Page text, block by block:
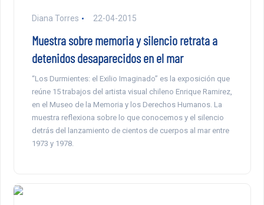
Diana Torres 22-04-2015
Muestra sobre memoria y silencio retrata a
detenidos desaparecidos en el mar
“Los Durmientes: el Exilio Imaginado” es la exposición que
reúne 15 trabajos del artista visual chileno Enrique Ramirez,
en el Museo de la Memoria y los Derechos Humanos. La
muestra reflexiona sobre lo que conocemos y el silencio
detrás del lanzamiento de cientos de cuerpos al mar entre
1973 y 1978.